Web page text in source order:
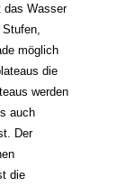
das Wasser
möglich
die
werden
auch
Der
die